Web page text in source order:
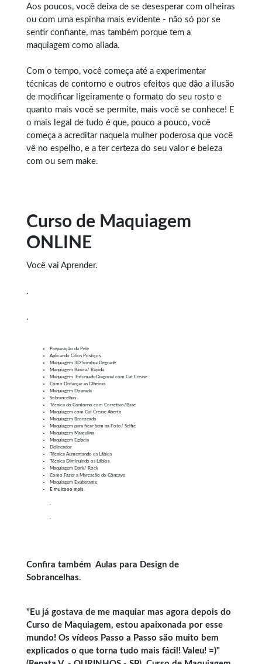
Aos poucos, você deixa de se desesperar com olheiras
ou com uma espinha mais evidente - não só por se
sentir confiante, mas também porque tem a
maquiagem como aliada.
Com o tempo, você começa até a experimentar
técnicas de contorno e outros efeitos que dão a ilusão
de modificar ligeiramente o formato do seu rosto e
quanto mais você se permite, mais você se conhece! E
o mais legal de tudo é que, pouco a pouco, você
começa a acreditar naquela mulher poderosa que você
vê no espelho, e a ter certeza do seu valor e beleza
com ou sem make.
Curso de Maquiagem
ONLINE
Você vai Aprender.
.
.
Preparação da Pele
Aplicando Cílios Postiços
Maquiagem 3D Sombra Degradê
Maquiagem Básica/ Rápida
Maquiagem EsfumadoDiagonal com Cut Crease
Como Disfarçar as Olheiras
Maquiagem Dourada
Sobrancelhas
Técnica do Contorno com Corretivo/Base
Maquiagem com Cut Crease Aberto
Maquiagem Bronzeado
Maquiagem para ficar bem na Foto/ Selfie
Maquiagem Masculina
Maquiagem Egípcia
Delineador
Técnica Aumentando os Lábios
Técnica Diminuindo os Lábios
Maquiagem Dark/ Rock
Como Fazer a Marcação do Côncavo
Maquiagem Exuberante
E muitooo mais.
Confira também Aulas para Design de
Sobrancelhas.
"Eu já gostava de me maquiar mas agora depois do
Curso de Maquiagem, estou apaixonada por esse
mundo! Os vídeos Passo a Passo são muito bem
explicados o que torna tudo mais fácil! Valeu! =)"